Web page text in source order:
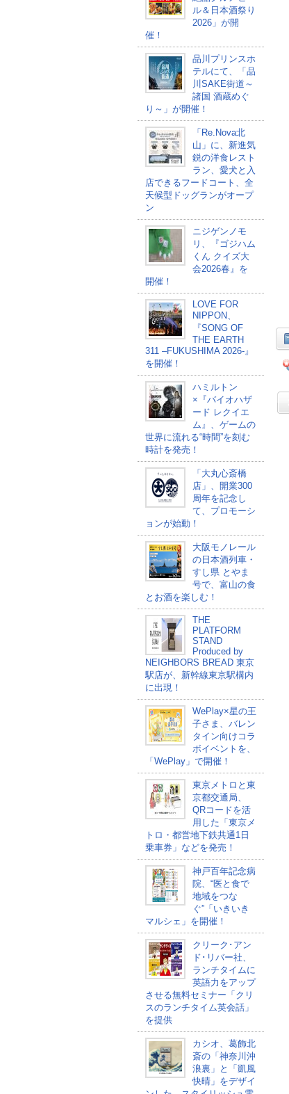
ル＆日本酒祭り
2026」が開
催！
品川プリンスホ
テルにて、「品
川SAKE街道～
諸国 酒蔵めぐ
り～」が開催！
「Re.Nova北
山」に、新進気
鋭の洋食レスト
ラン、愛犬と入
店できるフードコート、全
天候型ドッグランがオープ
ン
ニジゲンノモ
リ、『ゴジハム
くん クイズ大
会2026春』を
開催！
LOVE FOR
NIPPON、
『SONG OF
THE EARTH
311 –FUKUSHIMA 2026-』
を開催！
ハミルトン
×『バイオハザ
ード レクイエ
ム』、ゲームの
世界に流れる“時間”を刻む
時計を発売！
「大丸心斎橋
店」、開業300
周年を記念し
て、プロモーシ
ョンが始動！
大阪モノレール
の日本酒列車・
すし県 とやま
号で、富山の食
とお酒を楽しむ！
THE
PLATFORM
STAND
Produced by
NEIGHBORS BREAD 東京
駅店が、新幹線東京駅構内
に出現！
WePlay×星の王
子さま、バレン
タイン向けコラ
ボイベントを、
「WePlay」で開催！
東京メトロと東
京都交通局、
QRコードを活
用した「東京メ
トロ・都営地下鉄共通1日
乗車券」などを発売！
神戸百年記念病
院、“医と食で
地域をつな
ぐ”「いきいき
マルシェ」を開催！
クリーク･アン
ド･リバー社、
ランチタイムに
英語力をアップ
させる無料セミナー「クリ
スのランチタイム英会話」
を提供
カシオ、葛飾北
斎の「神奈川沖
浪裏」と「凱風
快晴」をデザイ